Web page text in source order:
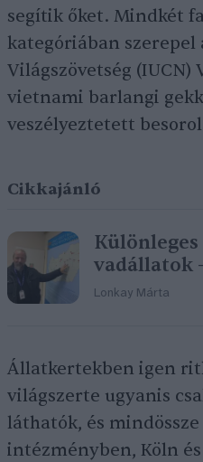
segítik őket. Mindkét
kategóriában szerepel
Világszövetség (IUCN)
vietnami barlangi
veszélyeztetett
Cikkajánló
vadállatok
Lonkay Márta
Állatkertekben igen
világszerte ugyanis
láthatók, és
intézményben, Köln és